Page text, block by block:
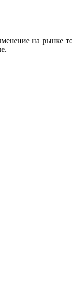
на рынке